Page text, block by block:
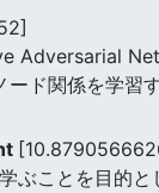
Adversarial
ド関係を学習す
ぶことを目的